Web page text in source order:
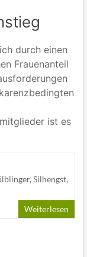
durch einen
Frauenanteil
ist es
, Silhengst,
Weiterlesen